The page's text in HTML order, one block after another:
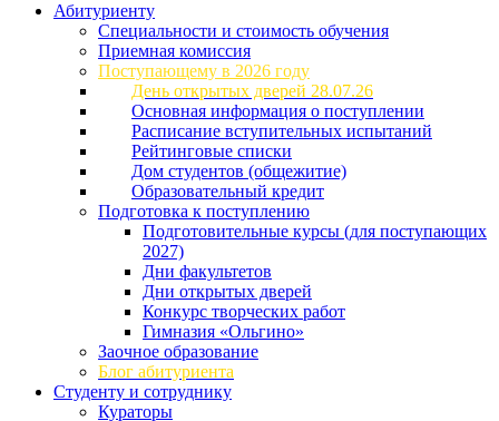
Абитуриенту
Специальности и стоимость обучения
Приемная комиссия
Поступающему в 2026 году
День открытых дверей 28.07.26
Основная информация о поступлении
Расписание вступительных испытаний
Рейтинговые списки
Дом студентов (общежитие)
Образовательный кредит
Подготовка к поступлению
Подготовительные курсы (для поступающих
2027)
Дни факультетов
Дни открытых дверей
Конкурс творческих работ
Гимназия «Ольгино»
Заочное образование
Блог абитуриента
Студенту и сотруднику
Кураторы